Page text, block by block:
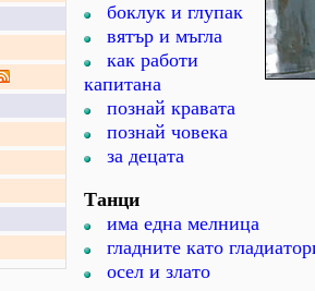
боклук и глупак
вятър и мъгла
как работи
капитана
познай кравата
познай човека
за децата
Танци
има една мелница
гладните като
осел и злато